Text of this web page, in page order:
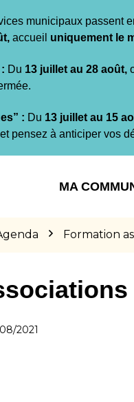
municipaux passent
accueil uniquement le
Du 13 juillet au 28 août,
: Du 13 juillet au 15
pensez à anticiper vos
MA
Formation
2021